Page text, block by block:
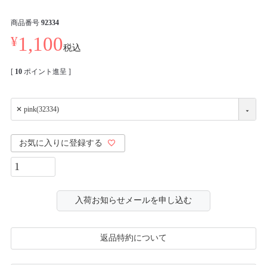
商品番号 92334
¥1,100税込
[ 10 ポイント進呈 ]
お気に入りに登録する
入荷お知らせメールを申し込む
返品特約について